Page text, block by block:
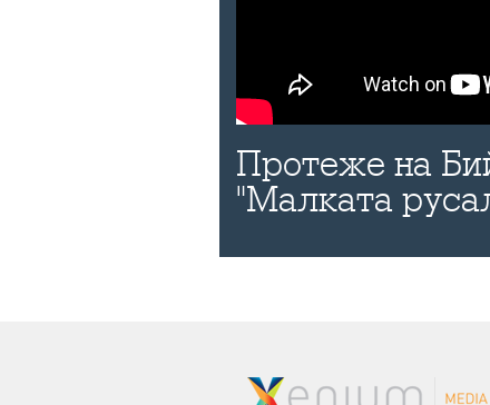
Протеже на
"Малката